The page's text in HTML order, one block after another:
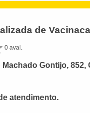
de
0 aval.
Gontijo, 852,
atendimento.